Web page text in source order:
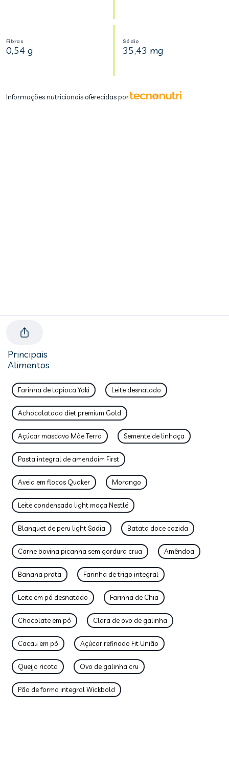
Fibras
0,54 g
Sódio
35,43 mg
Informações nutricionais oferecidas por
Principais
Alimentos
Farinha de tapioca Yoki Leite desnatado
Achocolatado diet premium Gold
Açúcar mascavo Mãe Terra Semente de linhaça
Pasta integral de amendoim First
Aveia em flocos Quaker Morango
Leite condensado light moça Nestlé
Blanquet de peru light Sadia Batata doce cozida
Carne bovina picanha sem gordura crua Amêndoa
Banana prata Farinha de trigo integral
Leite em pó desnatado Farinha de Chia
Chocolate em pó Clara de ovo de galinha
Cacau em pó Açúcar refinado Fit União
Queijo ricota Ovo de galinha cru
Pão de forma integral Wickbold